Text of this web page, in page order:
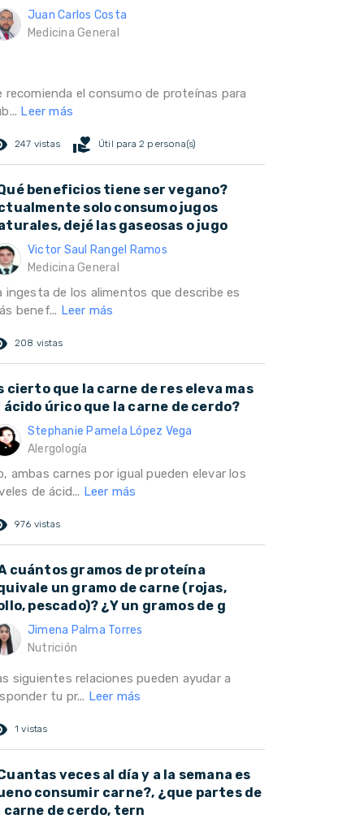
Juan Carlos Costa
Medicina General
recomienda el consumo de proteínas para
Leer más
247 vistas volunteer_activism Útil para 2 persona(s)
beneficios tiene ser vegano?
solo consumo jugos
dejé las gaseosas o jugo
Victor Saul Rangel Ramos
Medicina General
ingesta de los alimentos que describe es
benef... Leer más
208 vistas
cierto que la carne de res eleva mas
ácido úrico que la carne de cerdo?
Stephanie Pamela López Vega
Alergología
ambas carnes por igual pueden elevar los
de ácid... Leer más
976 vistas
cuántos gramos de proteína
un gramo de carne (rojas,
pescado)? ¿Y un gramos de g
Jimena Palma Torres
Nutrición
siguientes relaciones pueden ayudar a
tu pr... Leer más
1 vistas
veces al día y a la semana es
consumir carne?, ¿que partes de
carne de cerdo, tern